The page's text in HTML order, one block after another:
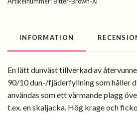
INFORMATION
En lätt dunväst tillverkad av
90/10 dun-/fjäderfyllning som håller
användas som ett värmande plagg
t.ex. en skaljacka. Hög krage och